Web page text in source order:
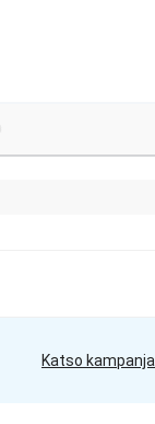
Katso kampanja